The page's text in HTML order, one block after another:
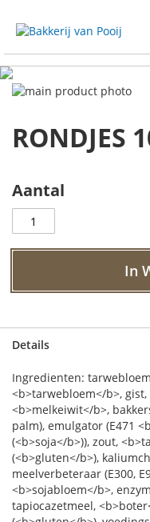
naar
inhoud
Ga
einde
afbeeldingen-
het
de
gallerij
RONDJES
Aantal
In
Details
Ingredienten:
<b>tarwebloem</b>,
<b>melkeiwit</b>,
palm), emulgator (E471
(<b>soja</b>)), zout,
(<b>gluten</b>),
meelverbeteraar (E300,
<b>sojabloem</b>,
tapiocazetmeel,